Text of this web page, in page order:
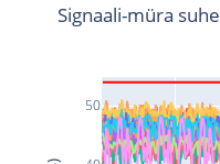
50
Signaali-müra suhe